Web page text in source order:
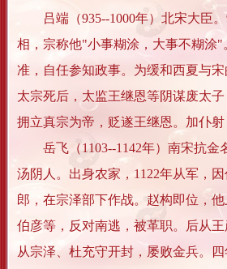
吕端（935--1000年）北宋大臣。
相，宗称他"小事糊涂，大事不糊涂
准，自任参知政事。为缓和西夏与宋
太宗死后，太监王继恩等阴谋废太
拥立真宗为帝，贬遂王继恩。加仆射
岳飞（1103--1142年）南宋抗金
汤阴人。出身农家，1122年从军，
郎，在宗泽部下作战。赵构即位，
伯彦等，反对南逃，被革职。后从
从宗泽、杜充守开封，屡败金兵。四